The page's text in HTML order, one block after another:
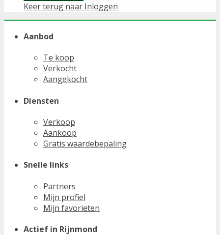
Keer terug naar Inloggen
Aanbod
Te koop
Verkocht
Aangekocht
Diensten
Verkoop
Aankoop
Gratis waardebepaling
Snelle links
Partners
Mijn profiel
Mijn favorieten
Actief in Rijnmond